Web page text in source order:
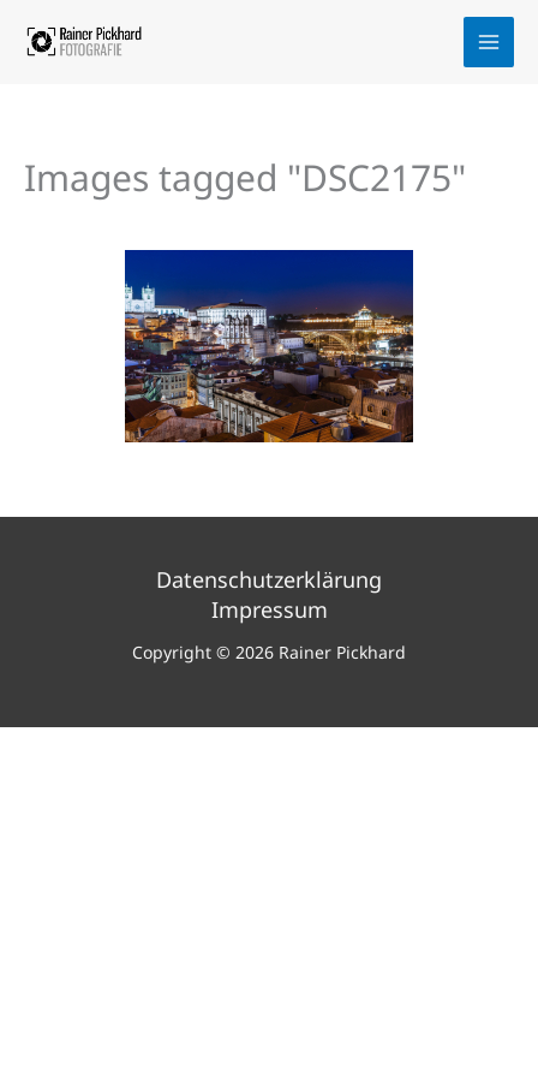
Inhalt
Images tagged "DSC2175"
Datenschutzerklärung
Impressum
Copyright © 2026 Rainer Pickhard